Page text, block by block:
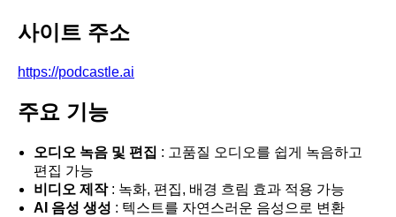
사이트 주소
https://podcastle.ai
주요 기능
오디오 녹음 및 편집 : 고품질 오디오를 쉽게 녹음하고
편집 가능
비디오 제작: 녹화, 편집, 배경 흐림 효과 적용 가능
AI 음성 생성 : 텍스트를 자연스러운 음성으로 변환